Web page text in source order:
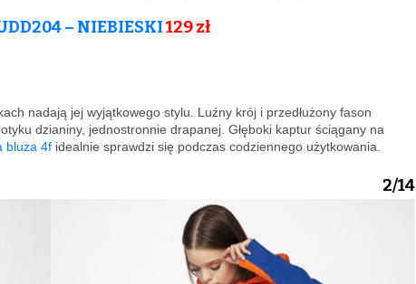
– NIEBIESKI129zł
nadają jej wyjątkowego stylu. Luźny krój i przedłużony fason
dzianiny, jednostronnie drapanej. Głęboki kaptur ściągany na
bluza 4f idealnie sprawdzi się podczas codziennego użytkowania.
2/14